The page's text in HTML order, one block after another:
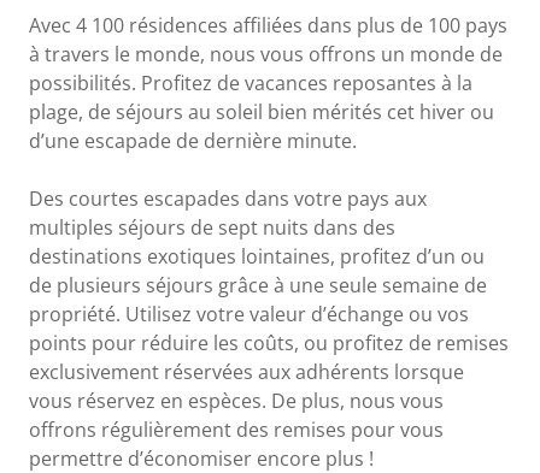
Avec 4 100 résidences affiliées dans plus de 100 pays
à travers le monde, nous vous offrons un monde de
possibilités. Profitez de vacances reposantes à la
plage, de séjours au soleil bien mérités cet hiver ou
d’une escapade de dernière minute.
Des courtes escapades dans votre pays aux
multiples séjours de sept nuits dans des
destinations exotiques lointaines, profitez d’un ou
de plusieurs séjours grâce à une seule semaine de
propriété. Utilisez votre valeur d’échange ou vos
points pour réduire les coûts, ou profitez de remises
exclusivement réservées aux adhérents lorsque
vous réservez en espèces. De plus, nous vous
offrons régulièrement des remises pour vous
permettre d’économiser encore plus !